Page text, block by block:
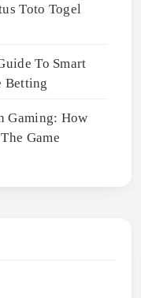
Toto Togel
To Smart
Betting
Gaming: How
Game